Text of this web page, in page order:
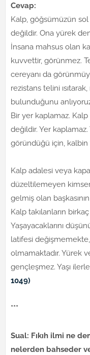
Cevap:
Kalp, göğsümüzün sol
değildir. Ona yürek
İnsana mahsus olan
kuvvettir, görünmez.
cereyanı da
rezistans telini ısıtarak,
bulunduğunu
Bir yer kaplamaz.
değildir. Yer
göründüğü için,
Kalp adalesi veya
düzeltilemeyen
gelmiş olan
Kalp takılanların
Yaşayacaklarını
latifesi
olmamaktadır. Yürek
gençleşmez. Yaşı
1049)
***
Sual: Fıkıh ilmi ne
nelerden bahseder